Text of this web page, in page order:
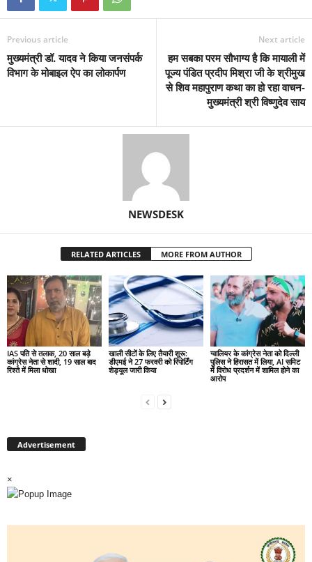
Previous article
मुख्यमंत्री डॉ. यादव ने किया जनसंपर्क
विभाग के मोबाइल ऐप का लोकार्पण
Next article
हम सबका परम सौभाग्य है कि मायाली में
पूज्य पंडित प्रदीप मिश्रा जी के श्रीमुख
से शिव महापुराण कथा का हो रहा वाचन-
मुख्यमंत्री श्री विष्णुदेव साय
NEWSDESK
RELATED ARTICLES MORE FROM AUTHOR
IAS पति से तलाक, 20 साल बड़े
कांग्रेस नेता से शादी, 19 साल बाद
रिश्ते में मिला धोखा
खाली सीटों के लिए तैयारी शुरू:
डीएमई ने 27 फरवरी को रिपोर्टिंग
शेड्यूल जारी किया
ग्वालियर के कांग्रेस नेता को दिल्ली
पुलिस ने हिरासत में लिया, AI समिट
में विरोध प्रदर्शन में शामिल होने का
आरोप
Advertisement
×